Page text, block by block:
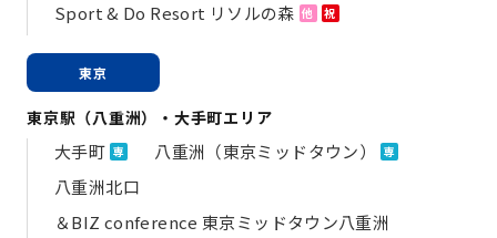
Sport & Do Resort リソルの森 他 祝
東京
東京駅（八重洲）・大手町エリア
大手町 専 八重洲（東京ミッドタウン） 専
八重洲北口
＆BIZ conference 東京ミッドタウン八重洲